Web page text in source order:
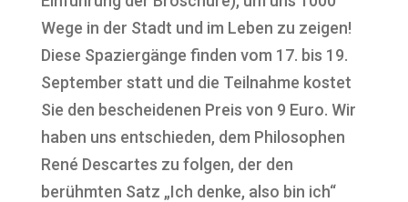
Wege in der Stadt und im Leben zu zeigen!
Diese Spaziergänge finden vom 17. bis 19.
September statt und die Teilnahme kostet
Sie den bescheidenen Preis von 9 Euro. Wir
haben uns entschieden, dem Philosophen
René Descartes zu folgen, der den
berühmten Satz „Ich denke, also bin ich“